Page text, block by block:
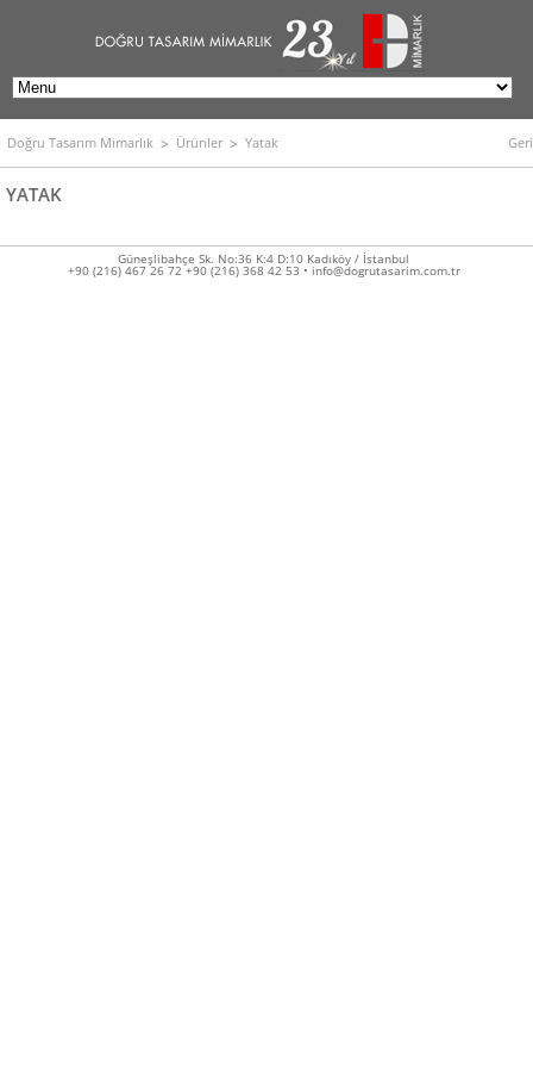
Doğru Tasarım Mimarlık Ürünler Yatak Geri
YATAK
Güneşlibahçe Sk. No:36 K:4 D:10 Kadıköy / İstanbul
+90 (216) 467 26 72 +90 (216) 368 42 53 • info@dogrutasarim.com.tr